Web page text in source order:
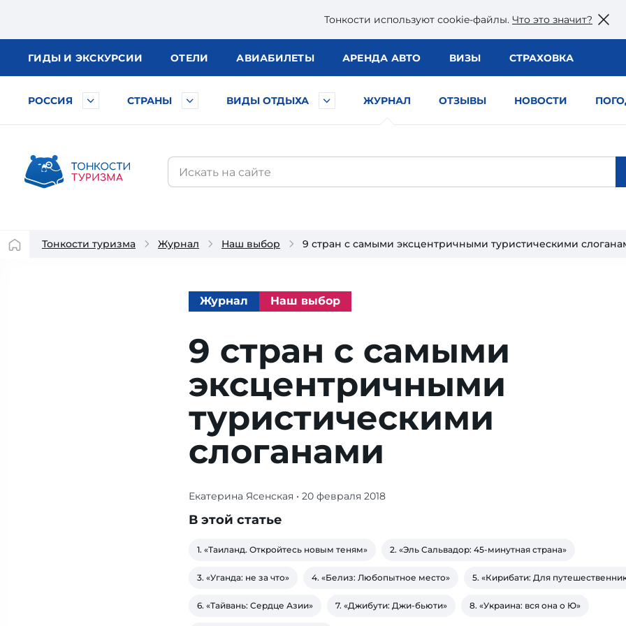
Тонкости используют сookie-файлы. Что это значит?
ГИДЫ И ЭКСКУРСИИ ОТЕЛИ АВИАБИЛЕТЫ АРЕНДА АВТО ВИЗЫ СТРАХОВКА
РОССИЯ СТРАНЫ ВИДЫ ОТДЫХА ЖУРНАЛ ОТЗЫВЫ НОВОСТИ
Тонкости туризма Журнал Наш выбор 9 стран с самыми эксцентричными туристическими
Журнал Наш выбор
9 стран с самыми
эксцентричными
туристическими
слоганами
Журнал/9
стран
самыми
туристическими
слоганами
Екатерина Ясенская • 20 февраля 2018
В этой статье
1. «Таиланд. Откройтесь новым теням» 2. «Эль Сальвадор: 45-минутная страна»
3. «Уганда: не за что» 4. «Белиз: Любопытное место» 5. «Кирибати: Для
6. «Тайвань: Сердце Азии» 7. «Джибути: Джи-бьюти» 8. «Украина: вся она о Ю»